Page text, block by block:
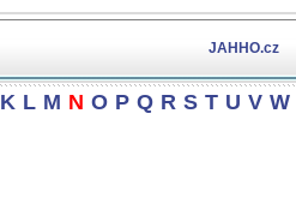
JAHHO.cz
K L M N O P Q R S T U V W